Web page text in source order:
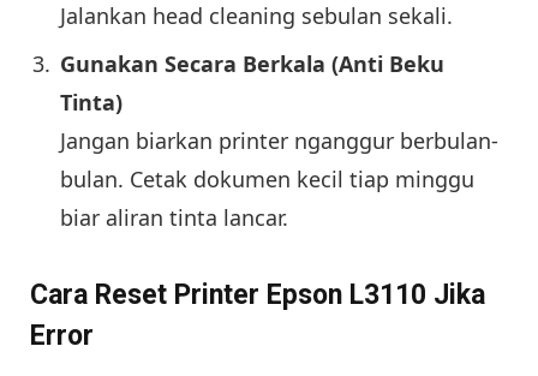
Jalankan head cleaning sebulan sekali.
Gunakan Secara Berkala (Anti Beku
Tinta)
Jangan biarkan printer nganggur berbulan-
bulan. Cetak dokumen kecil tiap minggu
biar aliran tinta lancar.
Cara Reset Printer Epson L3110 Jika
Error